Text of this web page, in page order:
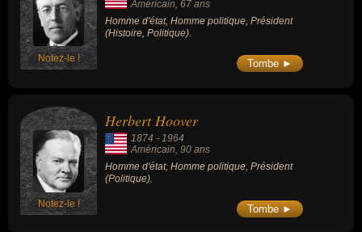
Notez-le !
Américain, 67 ans
Homme d'état, Homme politique, Président
(Histoire, Politique).
Tombe ►
Notez-le !
Herbert Hoover
1874 - 1964
Américain, 90 ans
Homme d'état, Homme politique, Président
(Politique).
Tombe ►